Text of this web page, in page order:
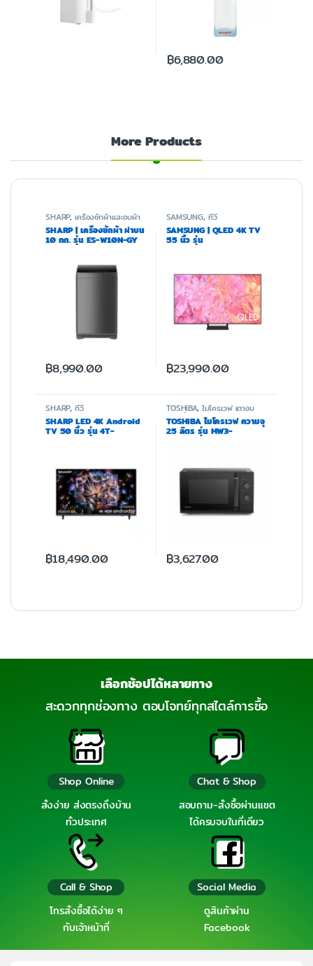
More Products
SHARP,เครื่องซักผ้าและอบผ้า
SHARP | เครื่องซักผ้า ฝาบน
10 กก. รุ่น ES-W10N-GY
฿8,990.00
SAMSUNG, ทีวี
SAMSUNG | QLED 4K TV
55 นิ้ว รุ่น
฿23,990.00
SHARP,ทีวี
SHARP LED 4K Android
TV 50 นิ้ว รุ่น 4T-
฿18,490.00
TOSHIBA, ไมโครเวฟ เตาอบ
และหม้อทอด
TOSHIBA ไมโครเวฟ ความจุ
25 ลิตร รุ่น MW3-
MM25PE(BK)
฿3,627.00
฿6,880.00
เลือกช้อปได้หลายทาง
สะดวกทุกช่องทาง ตอบโจทย์ทุกสไตล์การซื้อ
Shop Online
สั่งง่าย ส่งตรงถึงบ้าน
ทั่วประเทศ
Chat & Shop
สอบถาม-สั่งซื้อผ่านแชต
ได้ครบจบในที่เดียว
Call & Shop
โทรสั่งซื้อได้ง่าย ๆ
กับเจ้าหน้าที่
Social Media
ดูสินค้าผ่าน
Facebook